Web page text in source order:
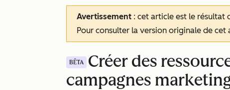
Avertissement : cet article est le
Pour consulter la version originale de cet
BÊTA
Créer des
campagnes